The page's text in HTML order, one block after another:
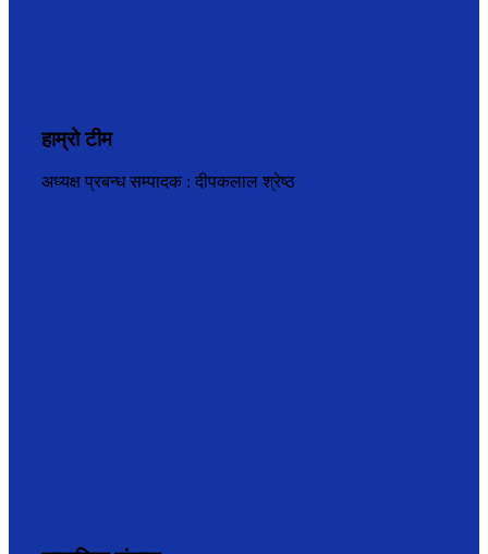
हाम्रो टीम
अध्यक्ष प्रबन्ध सम्पादक : दीपकलाल श्रेष्ठ